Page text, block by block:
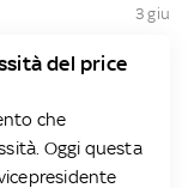
3 giu
del price
che
Oggi questa